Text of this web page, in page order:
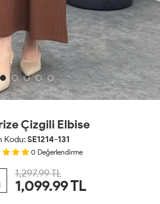
Çizgili Elbise
Kodu:SE1214-131
0 Değerlendirme
1,297.99 TL
1,099.99TL